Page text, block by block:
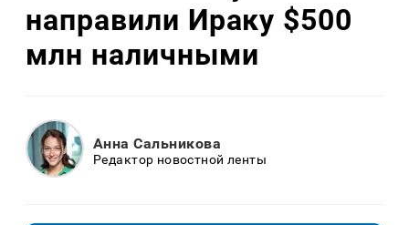
направили Ираку $500
млн наличными
Анна Сальникова
Редактор новостной ленты